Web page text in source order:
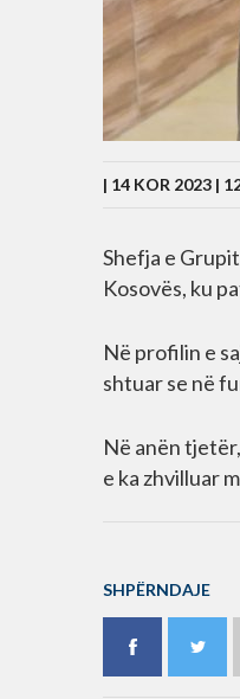
| 14 KOR 2023 |
Shefja e
Kosovës, ku
Në profilin e
shtuar se në
Në anën
e ka zhvilluar
SHPËRNDAJE